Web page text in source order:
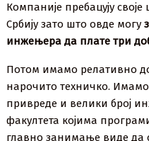
Компаније пребацују
Србију зато што овде могу
инжењера да плате три
Потом имамо релативно
нарочито техничко.
привреде и велики број
факултета којима
главно занимање виде да